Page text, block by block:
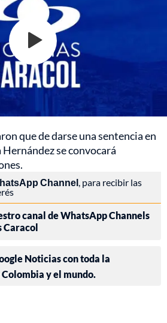
que de darse una sentencia en
se convocará
Channel , para recibir las
canal de WhatsApp Channels
Caracol
Noticias con toda la
y el mundo.